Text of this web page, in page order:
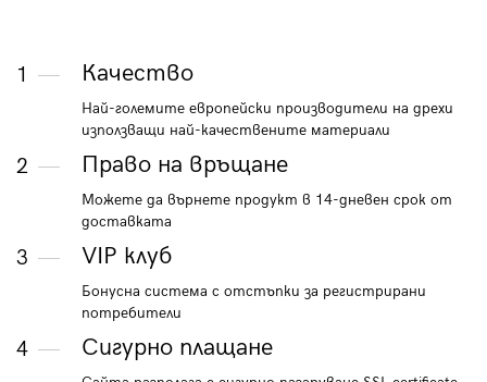
1 Качество
Най-големите европейски производители на дрехи
използващи най-качествените материали
2 Право на връщане
Можете да върнете продукт в 14-дневен срок от
доставката
3 VIP клуб
Бонусна система с отстъпки за регистрирани
потребители
4 Сигурно плащане